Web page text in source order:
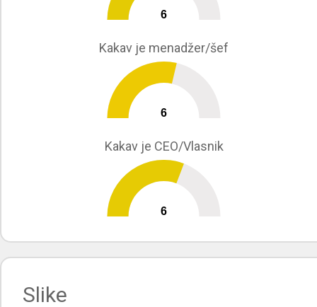
6
Kakav je menadžer/šef
6
Kakav je CEO/Vlasnik
6
Slike